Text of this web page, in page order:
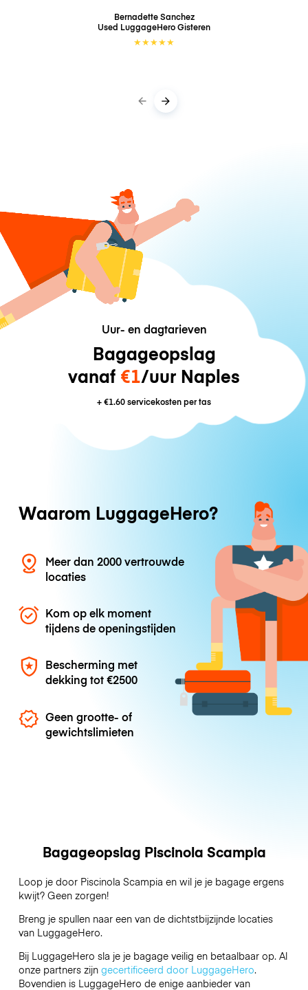
Bernadette Sanchez
Used LuggageHeroGisteren
★★★★★
Uur- en dagtarieven
Bagageopslag
vanaf €1/uur Naples
+€1.60servicekosten per tas
Waarom LuggageHero?
Meer dan 2000 vertrouwde
locaties
Kom op elk moment
tijdens de openingstijden
Bescherming met
dekking tot€2500
Geen grootte- of
gewichtslimieten
Bagageopslag Piscinola Scampia
Loop je door Piscinola Scampia en wil je je bagage ergens
kwijt? Geen zorgen!
Breng je spullen naar een van de dichtstbijzijnde locaties
van LuggageHero.
Bij LuggageHero sla je je bagage veilig en betaalbaar op. Al
onze partners zijn gecertificeerd door LuggageHero.
Bovendien is LuggageHero de enige aanbieder van